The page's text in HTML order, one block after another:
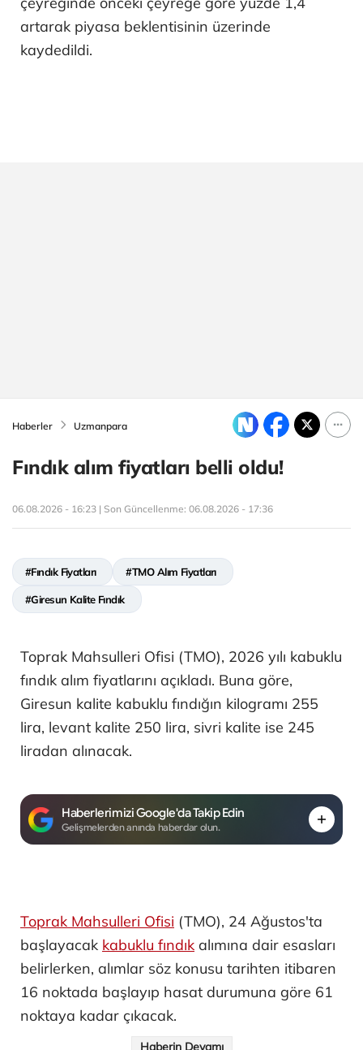
artarak piyasa beklentisinin üzerinde
kaydedildi.
Haberler Uzmanpara
Fındık alım fiyatları belli oldu!
06.08.2026 - 16:23 | Son Güncellenme: 06.08.2026 - 17:36
#Fındık Fiyatları #TMO Alım Fiyatları
#Giresun Kalite Fındık
Toprak Mahsulleri Ofisi (TMO), 2026 yılı kabuklu
fındık alım fiyatlarını açıkladı. Buna göre,
Giresun kalite kabuklu fındığın kilogramı 255
lira, levant kalite 250 lira, sivri kalite ise 245
liradan alınacak.
Haberlerimizi Google'da Takip Edin
Gelişmelerden anında haberdar olun.
Toprak Mahsulleri Ofisi (TMO), 24 Ağustos'ta
başlayacak kabuklu fındık alımına dair esasları
belirlerken, alımlar söz konusu tarihten itibaren
16 noktada başlayıp hasat durumuna göre 61
noktaya kadar çıkacak.
Haberin Devamı